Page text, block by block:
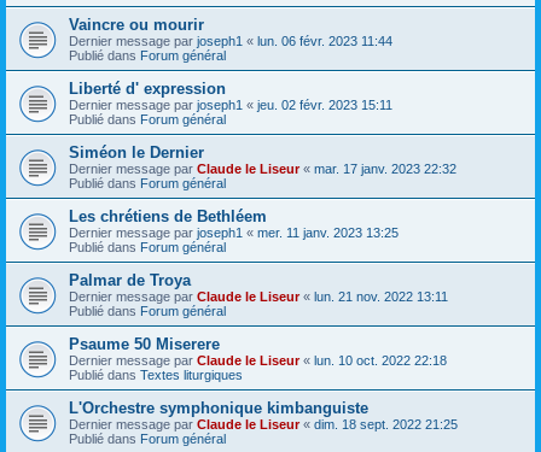
Vaincre ou mourir
Dernier message par joseph1 « lun. 06 févr. 2023 11:44
Publié dans Forum général
Liberté d' expression
Dernier message par joseph1 « jeu. 02 févr. 2023 15:11
Publié dans Forum général
Siméon le Dernier
Dernier message par Claude le Liseur« mar. 17 janv. 2023 22:32
Publié dans Forum général
Les chrétiens de Bethléem
Dernier message par joseph1 « mer. 11 janv. 2023 13:25
Publié dans Forum général
Palmar de Troya
Dernier message par Claude le Liseur« lun. 21 nov. 2022 13:11
Publié dans Forum général
Psaume 50 Miserere
Dernier message par Claude le Liseur« lun. 10 oct. 2022 22:18
Publié dans Textes liturgiques
L'Orchestre symphonique kimbanguiste
Dernier message par Claude le Liseur« dim. 18 sept. 2022 21:25
Publié dans Forum général